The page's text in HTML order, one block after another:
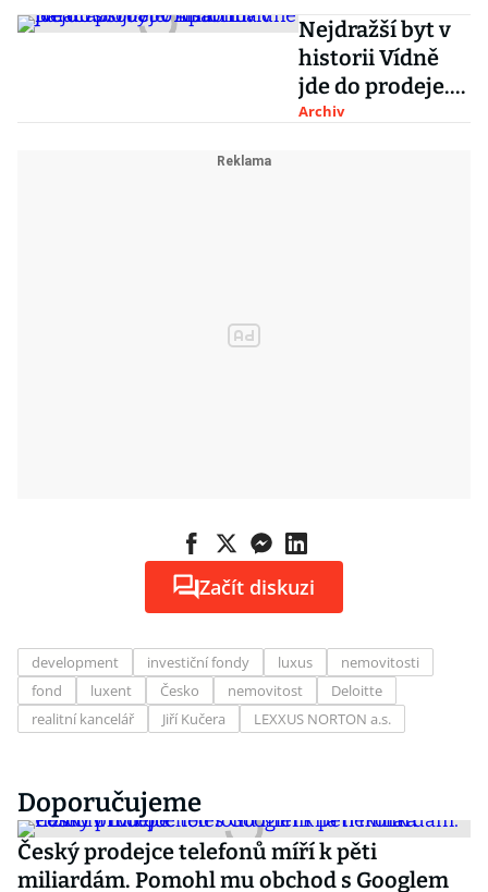
Nejdražší byt v
historii Vídně
jde do prodeje.
Apartmá v
Archiv
Začít diskuzi
development investiční fondy luxus
nemovitosti
fond
luxent Česko nemovitost
Deloitte
realitní kancelář
Jiří Kučera LEXXUS NORTON a.s.
Doporučujeme
Český prodejce telefonů míří k pěti
miliardám. Pomohl mu obchod s Googlem